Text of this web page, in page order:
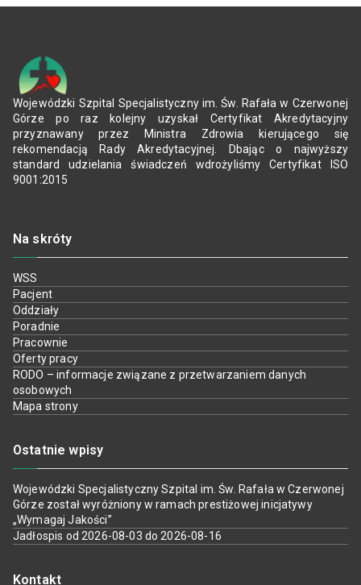
Wojewódzki Szpital Specjalistyczny im. Św. Rafała w Czerwonej
Górze po raz kolejny uzyskał Certyfikat Akredytacyjny
przyznawany przez Ministra Zdrowia kierującego się
rekomendacją Rady Akredytacyjnej. Dbając o najwyższy
standard udzielania świadczeń wdrożyliśmy Certyfikat ISO
9001:2015
Na skróty
WSS
Pacjent
Oddziały
Poradnie
Pracownie
Oferty pracy
RODO – informacje związane z przetwarzaniem danych
osobowych
Mapa strony
Ostatnie wpisy
Wojewódzki Specjalistyczny Szpital im. Św. Rafała w Czerwonej
Górze został wyróżniony w ramach prestiżowej inicjatywy
„Wymagaj Jakości”
Jadłospis od 2026-08-03 do 2026-08-16
Kontakt